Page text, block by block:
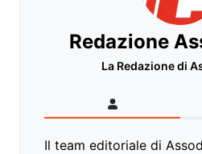
Redazione
La Redazione di
Il team editoriale di